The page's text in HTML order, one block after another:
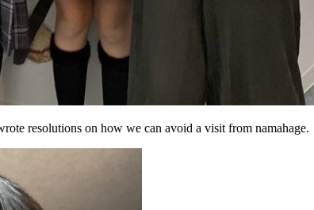
resolutions on how we can avoid a visit from namahage.